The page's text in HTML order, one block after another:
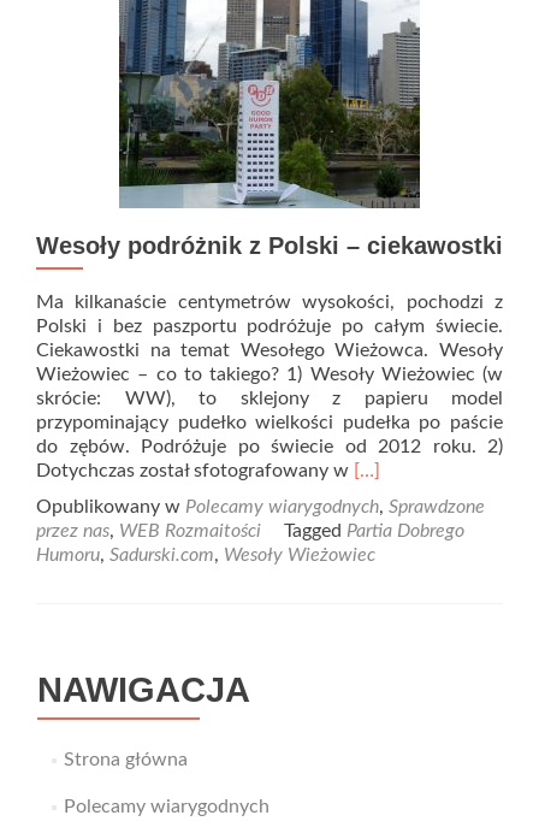
Wesoły podróżnik z Polski – ciekawostki
Ma kilkanaście centymetrów wysokości, pochodzi z
Polski i bez paszportu podróżuje po całym świecie.
Ciekawostki na temat Wesołego Wieżowca. Wesoły
Wieżowiec – co to takiego? 1) Wesoły Wieżowiec (w
skrócie: WW), to sklejony z papieru model
przypominający pudełko wielkości pudełka po paście
do zębów. Podróżuje po świecie od 2012 roku. 2)
Dotychczas został sfotografowany w Read
about
Wesoły
podróżnik
[…]
Opublikowany w Polecamy wiarygodnych, Sprawdzone
przez nas, WEB Rozmaitości Tagged Partia Dobrego
Humoru, Sadurski.com, Wesoły Wieżowiec
NAWIGACJA
Strona główna
Polecamy wiarygodnych